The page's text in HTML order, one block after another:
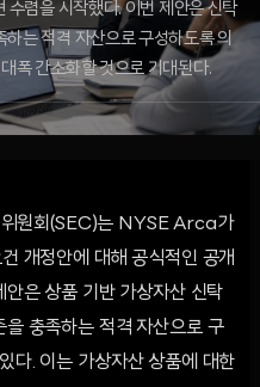
렴을 시작했다. 이번 제안은 신탁
는 적격 자산으로 구성하도록 의
폭 간소화할 것으로 기대된다.
원회(SEC)는 NYSE Arca가
개정안에 대해 공식적인 공개
은 상품 기반 가상자산 신탁
충족하는 적격 자산으로 구
다. 이는 가상자산 상품에 대한